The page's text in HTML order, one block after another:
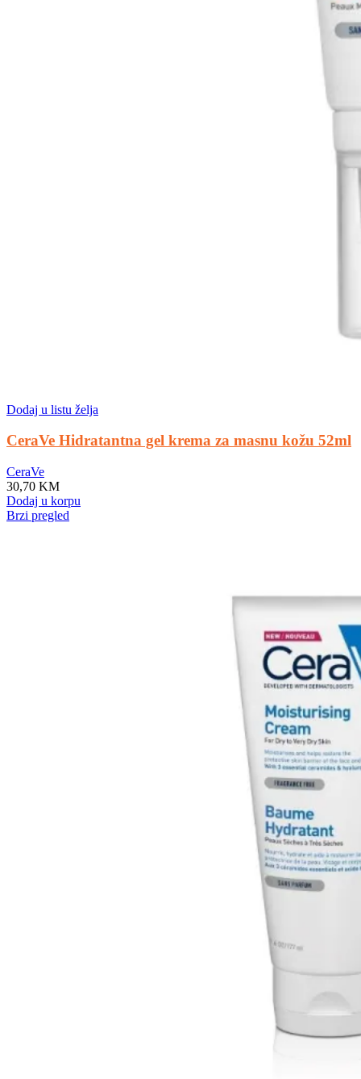
Dodaj u listu želja
CeraVe Hidratantna gel krema za masnu kožu 52ml
CeraVe
30,70 KM
Dodaj u korpu
Brzi pregled